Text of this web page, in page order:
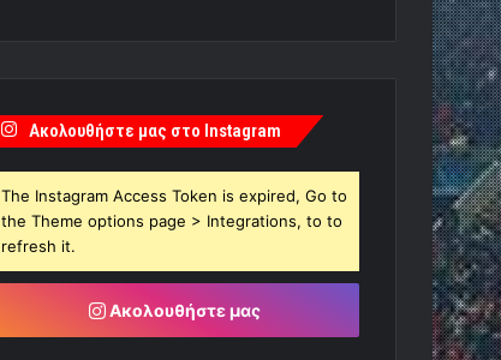
Ακολουθήστε μας στο Instagram
The Instagram Access Token is expired, Go to
the Theme options page > Integrations, to to
refresh it.
Ακολουθήστε μας